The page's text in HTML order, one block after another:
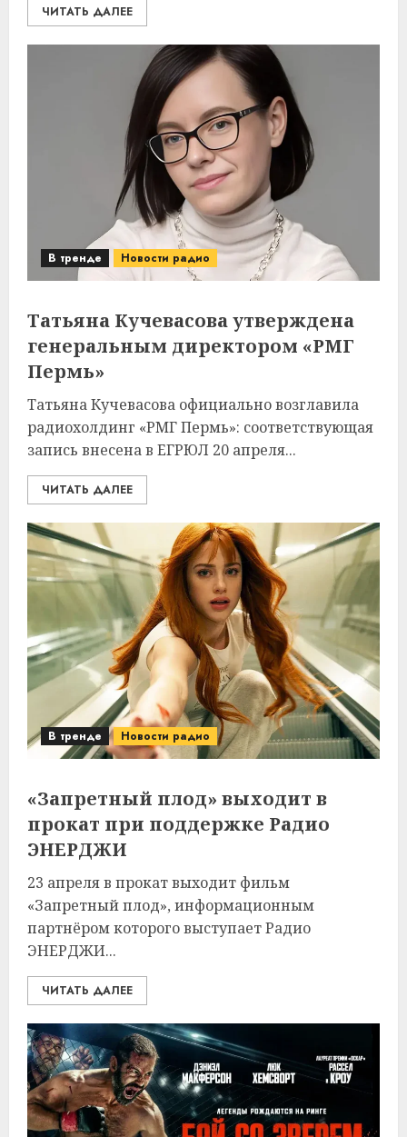
ЧИТАТЬ ДАЛЕЕ
В тренде Новости радио
Татьяна Кучевасова утверждена
генеральным директором «РМГ
Пермь»
Татьяна Кучевасова официально возглавила
радиохолдинг «РМГ Пермь»: соответствующая
запись внесена в ЕГРЮЛ 20 апреля...
ЧИТАТЬ ДАЛЕЕ
В тренде Новости радио
«Запретный плод» выходит в
прокат при поддержке Радио
ЭНЕРДЖИ
23 апреля в прокат выходит фильм
«Запретный плод», информационным
партнёром которого выступает Радио
ЭНЕРДЖИ...
ЧИТАТЬ ДАЛЕЕ